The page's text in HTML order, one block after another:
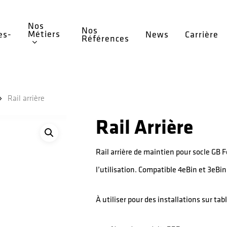
Nos
Métiers
Nos
Références
News Carrière
Rail arrière
Rail Arrière
Rail arrière de maintien pour socle GB
l’utilisation. Compatible 4eBin et
À utiliser pour des installations sur